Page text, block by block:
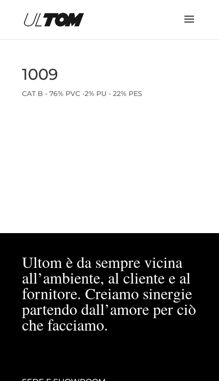
1009
CAT B - 76% PVC -2% PU - 22% PES
Ultom è da sempre vicina
all’ambiente, al cliente e al
fornitore. Creiamo sinergie
partendo dall’amore per ciò
che facciamo.